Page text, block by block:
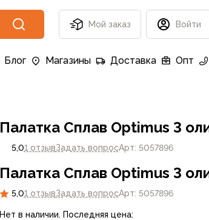
Мой заказ Войти
Блог Магазины Доставка Опт
Нет в наличии. Последняя цена:
Палатка Сплав Optimus 3
5,01 отзывЗадать вопросАрт: 5057896
Палатка Сплав Optimus 3
5,01 отзывЗадать вопросАрт: 5057896